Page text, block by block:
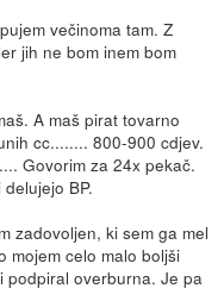
večinoma tam. Z
jih ne bom inem bom
A maš pirat tovarno
cc........ 800-900 cdjev.
Govorim za 24x pekač.
BP.
zadovoljen, ki sem ga mel
mojem celo malo boljši
podpiral overburna. Je pa